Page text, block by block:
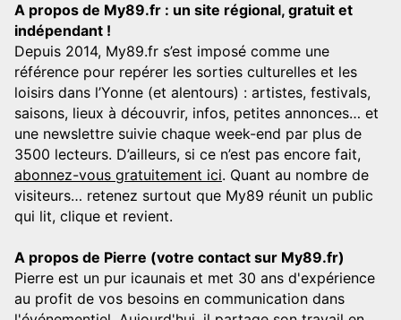
A propos de My89.fr : un site régional, gratuit et
indépendant !
Depuis 2014, My89.fr s’est imposé comme une
référence pour repérer les sorties culturelles et les
loisirs dans l’Yonne (et alentours) : artistes, festivals,
saisons, lieux à découvrir, infos, petites annonces… et
une newslettre suivie chaque week-end par plus de
3500 lecteurs. D’ailleurs, si ce n’est pas encore fait,
abonnez-vous gratuitement ici. Quant au nombre de
visiteurs… retenez surtout que My89 réunit un public
qui lit, clique et revient.
A propos de Pierre (votre contact sur My89.fr)
Pierre est un pur icaunais et met 30 ans d'expérience
au profit de vos besoins en communication dans